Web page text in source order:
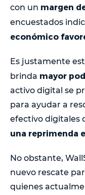
con un margen
encuestados
económico
Es justamente
brinda mayor
activo digital se
para ayudar a
efectivo digitales
una reprimenda
No obstante,
nuevo rescate
quienes